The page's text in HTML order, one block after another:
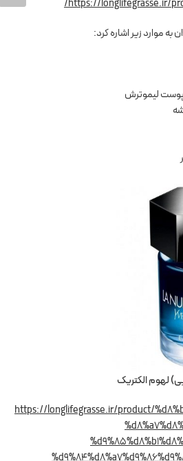
https://longlifegrasse.ir/
موارد زیر اشاره کرد:
پوست لیموترش
لهوم الکتریک
https://longlifegrasse.ir/product/